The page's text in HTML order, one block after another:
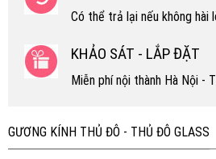
Có thể trả lại nếu không hài
KHẢO SÁT - LẮP ĐẶT
Miễn phí nội thành Hà Nội -
GƯƠNG KÍNH THỦ ĐÔ - THỦ ĐÔ GLASS